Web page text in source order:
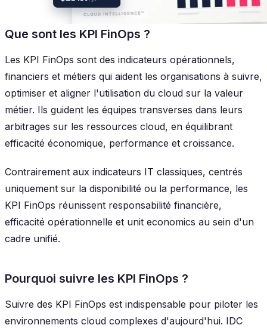
Que sont les KPI FinOps ?
Les KPI FinOps sont des indicateurs opérationnels,
financiers et métiers qui aident les organisations à suivre,
optimiser et aligner l'utilisation du cloud sur la valeur
métier. Ils guident les équipes transverses dans leurs
arbitrages sur les ressources cloud, en équilibrant
efficacité économique, performance et croissance.
Contrairement aux indicateurs IT classiques, centrés
uniquement sur la disponibilité ou la performance, les
KPI FinOps réunissent responsabilité financière,
efficacité opérationnelle et unit economics au sein d'un
cadre unifié.
Pourquoi suivre les KPI FinOps ?
Suivre des KPI FinOps est indispensable pour piloter les
environnements cloud complexes d'aujourd'hui. IDC